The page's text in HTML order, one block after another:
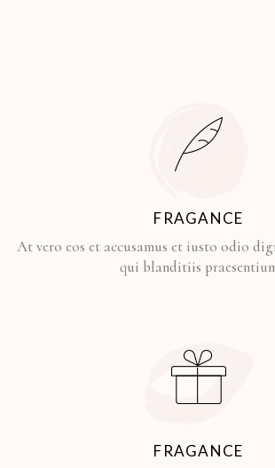
FRAGANCE
At vero eos et accusamus et iusto odio
qui blanditiis
FRAGANCE